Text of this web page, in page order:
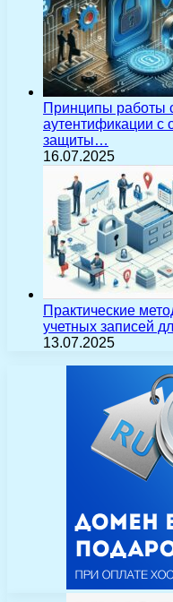
Принципы работы
аутентификации с
защиты…
16.07.2025
Практические
учетных записей
13.07.2025